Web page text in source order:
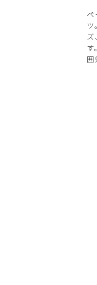
ペ
ツ
ズ
す
囲